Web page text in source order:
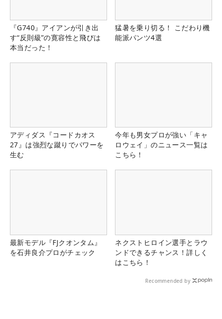
『G740』アイアンが引き出
す“反則級”の寛容性と飛びは
本当だった！
猛暑を乗り切る！ こだわり機
能派パンツ4選
アディダス『コードカオス
27』は強烈な蹴りでパワーを
生む
今年も男女プロが強い「キャ
ロウェイ」のニュース一覧は
こちら！
最新モデル『FJクオンタム』
を石井良介プロがチェック
ネクストヒロイン選手とラウ
ンドできるチャンス！詳しく
はこちら！
Recommended by